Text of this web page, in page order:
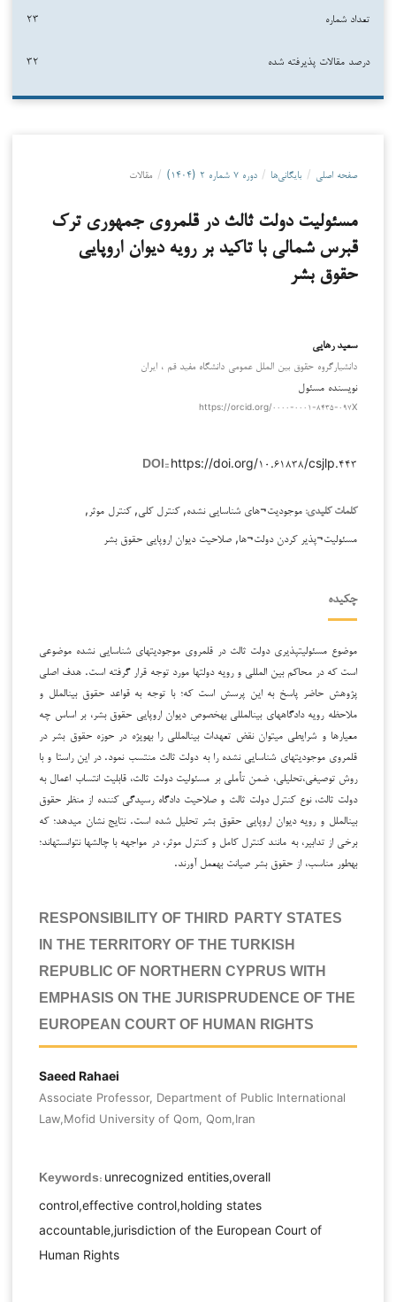
تعداد شماره ۲۳
درصد مقالات پذیرفته شده ۳۲
صفحه اصلی / بایگانی‌ها / دوره ۷ شماره ۲ (۱۴۰۴) / مقالات
مسئولیت دولت ثالث در قلمروی جمهوری ترک
قبرس شمالی با تاکید بر رویه دیوان اروپایی
حقوق بشر
سعید رهایی
دانشیارگروه حقوق بین الملل عمومی دانشگاه مفید قم ، ایران
نویسنده مسئول
https://orcid.org/۰۰۰۰-۰۰۰۱-۸۴۳۵-۰۹۷X
DOI:: https://doi.org/۱۰.۶۱۸۳۸/csjlp.۴۴۳
کلمات کلیدی: موجودیت¬های شناسایی نشده, کنترل کلی, کنترل موثر,
مسئولیت¬پذیر کردن دولت¬ها, صلاحیت دیوان اروپایی حقوق بشر
چکیده
موضوع مسئولیت­پذیری دولت ثالث در قلمروی موجودیت­های شناسایی نشده موضوعی
است که در محاکم بین المللی و رویه دولت­ها مورد توجه قرار گرفته است. هدف اصلی
پژوهش حاضر پاسخ به این پرسش است که؛ با توجه به قواعد حقوق بین­الملل و
ملاحظه رویه دادگاه­های بین­المللی به­خصوص دیوان اروپایی حقوق بشر، بر اساس چه
معیارها و شرایطی می­توان نقض­ تعهدات بین­المللی را به­ویژه در حوزه حقوق بشر در
قلمروی موجودیت­های شناسایی نشده را به دولت­ ثالث منتسب نمود. در این راستا و با
روش توصیفی،تحلیلی، ضمن تأملی بر مسئولیت دولت ثالث، قابلیت انتساب اعمال به
دولت ثالث، نوع کنترل دولت ثالث و صلاحیت دادگاه رسیدگی کننده از منظر حقوق
بین­الملل و رویه دیوان اروپایی حقوق بشر تحلیل شده است. نتایج نشان می­دهد؛ که
برخی از تدابیر، به مانند کنترل کامل و کنترل موثر، در مواجهه با چالش­ها نتوانسته­اند­؛
به­طور مناسب، از حقوق بشر صیانت به­عمل آورند.
RESPONSIBILITY OF THIRD-PARTY STATES
IN THE TERRITORY OF THE TURKISH
REPUBLIC OF NORTHERN CYPRUS WITH
EMPHASIS ON THE JURISPRUDENCE OF THE
EUROPEAN COURT OF HUMAN RIGHTS
Saeed Rahaei
Associate Professor, Department of Public International
Law,Mofid University of Qom, Qom,Iran
Keywords: unrecognized entities,overall
control,effective control,holding states
accountable,jurisdiction of the European Court of
Human Rights